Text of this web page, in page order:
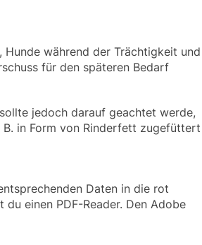
während der Trächtigkeit und
für den späteren Bedarf
jedoch darauf geachtet werde,
in Form von Rinderfett zugefüttert
Daten in die rot
einen PDF-Reader. Den Adobe